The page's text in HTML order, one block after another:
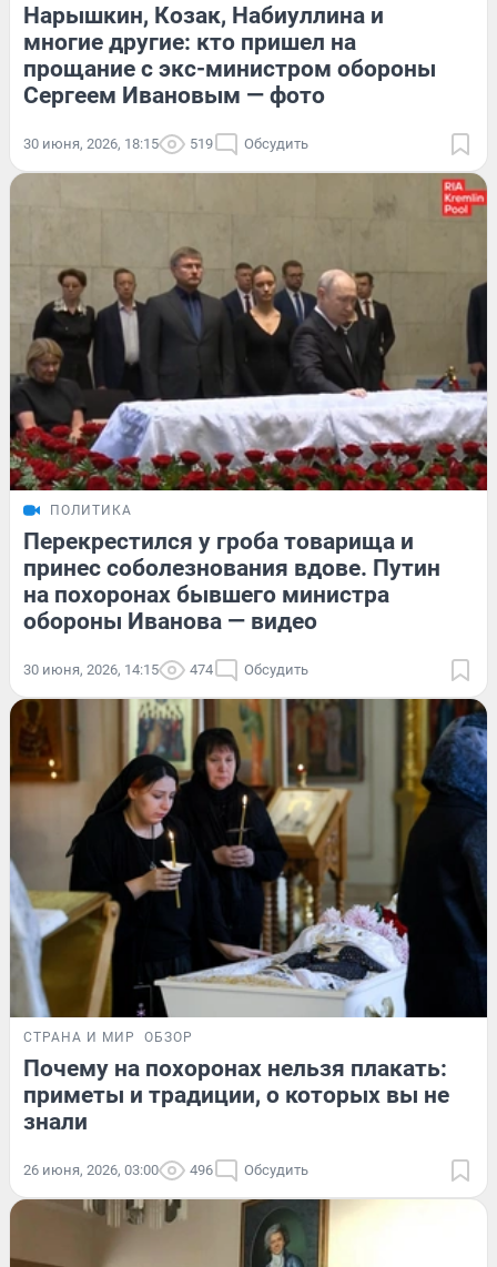
Нарышкин, Козак, Набиуллина и
многие другие: кто пришел на
прощание с экс-министром обороны
Сергеем Ивановым — фото
30 июня, 2026, 18:15 519 Обсудить
ПОЛИТИКА
Перекрестился у гроба товарища и
принес соболезнования вдове. Путин
на похоронах бывшего министра
обороны Иванова — видео
30 июня, 2026, 14:15 474 Обсудить
СТРАНА И МИР ОБЗОР
Почему на похоронах нельзя плакать:
приметы и традиции, о которых вы не
знали
26 июня, 2026, 03:00 496 Обсудить